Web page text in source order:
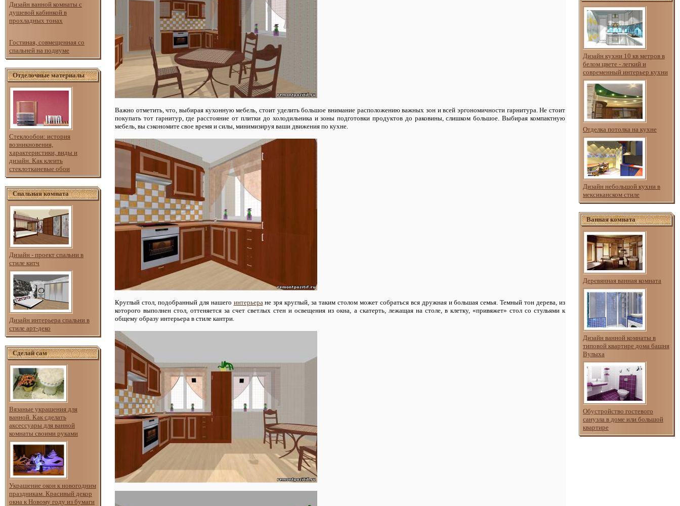
Дизайн ванной комнаты с
душевой кабинкой в
прохладных тонах
Гостиная, совмещенная со
спальней на подиуме
Отделочные материалы
Стеклообои: история
возникновения,
характеристики, виды и
дизайн. Как клеить
стеклотканевые обои
Спальная комната
Дизайн - проект спальни в
стиле китч
Дизайн интерьера спальни в
стиле арт-деко
Сделай сам
Вязаные украшения для
ванной. Как сделать
аксессуары для ванной
комнаты своими руками
Украшение окон к новогодним
праздникам. Красивый декор
окна к Новому году из бумаги
Важно отметить, что, выбирая кухонную мебель, стоит уделить большое внимание расположению важных зон и всей эргономичности гарнитура. Не стоит
покупать тот гарнитур, где расстояние от плитки до холодильника и зоны подготовки продуктов до раковины, слишком большое. Выбирая компактную
мебель, вы сэкономите свое время и силы, минимизируя ваши движения по кухне.
Круглый стол, подобранный для нашего интерьера не зря круглый, за таким столом может собраться вся дружная и большая семья. Темный тон дерева, из
которого выполнен стол, оттеняется за счет светлых стен и освещения из окна, а скатерть, лежащая на столе, в клетку, «привяжет» стол со стульями к
общему образу интерьера в стиле кантри.
Дизайн кухни 10 кв метров в
белом цвете - легкий и
современный интерьер кухни
Отделка потолка на кухне
Дизайн небольшой кухни в
мексиканском стиле
Ванная комната
Деревянная ванная комната
Дизайн ванной комнаты в
типовой квартире дома башня
Вулыха
Обустройство гостевого
санузла в доме или большой
квартире